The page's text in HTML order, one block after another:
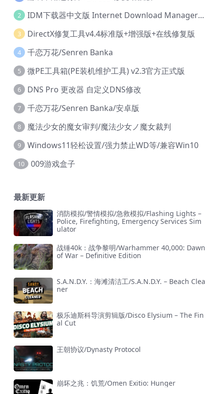
2 IDM下载器中文版 Internet Download Manager v6.42.36 IDM
3 DirectX修复工具v4.4标准版+增强版+在线修复版
4 千恋万花/Senren Banka
5 微PE工具箱(PE装机维护工具) v2.3官方正式版
6 DNS Pro 更改器 自定义DNS修改
7 千恋万花/Senren Banka/安卓版
8 魔法少女的魔女审判/魔法少女ノ魔女裁判
9 Windows11轻松设置/强力禁止WD等/兼容Win10
10 009游戏盒子
最新更新
消防模拟/警情模拟/急救模拟/Flashing Lights –
Police, Firefighting, Emergency Services Sim
ulator
战锤40k：战争黎明/Warhammer 40,000: Dawn
of War – Definitive Edition
S.A.N.D.Y.：海滩清洁工/S.A.N.D.Y. – Beach Clea
ner
极乐迪斯科导演剪辑版/Disco Elysium – The Fin
al Cut
王朝协议/Dynasty Protocol
崩坏之兆：饥荒/Omen Exitio: Hunger